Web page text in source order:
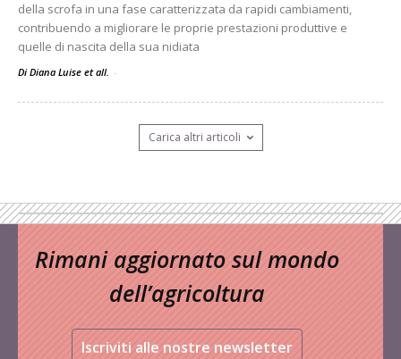
della scrofa in una fase caratterizzata da rapidi cambiamenti,
contribuendo a migliorare le proprie prestazioni produttive e
quelle di nascita della sua nidiata
Di Diana Luise et all. -
Carica altri articoli
Rimani aggiornato sul mondo
dell’agricoltura
Iscriviti alle nostre newsletter